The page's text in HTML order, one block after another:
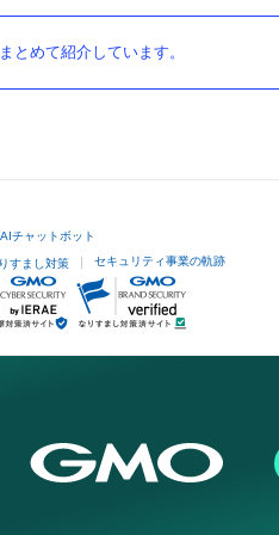
とめて紹介しています。
チャットボット
すまし対策 セキュリティ事業の軌跡